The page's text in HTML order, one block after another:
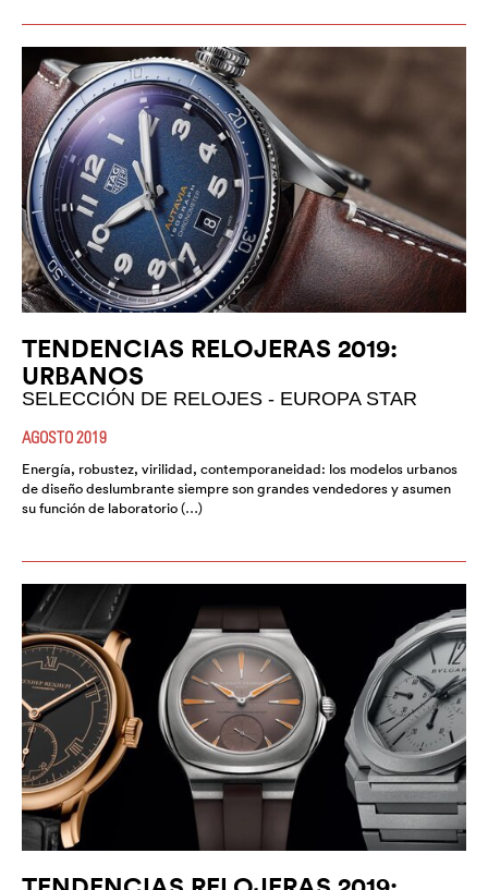
TENDENCIAS RELOJERAS 2019:
URBANOS
SELECCIÓN DE RELOJES - EUROPA STAR
AGOSTO 2019
Energía, robustez, virilidad, contemporaneidad: los modelos urbanos
de diseño deslumbrante siempre son grandes vendedores y asumen
su función de laboratorio (…)